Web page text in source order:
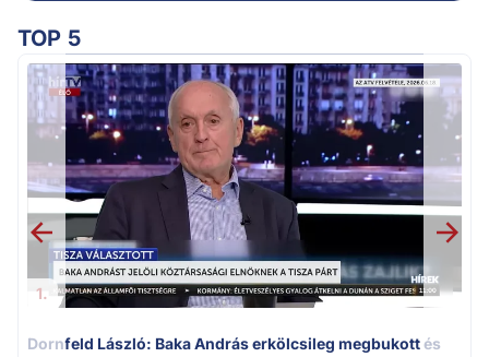
TOP 5
1.
Dornfeld László: Baka András erkölcsileg megbukott és